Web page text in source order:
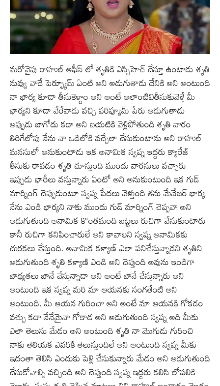
మరోవైపు రాహుల్ ఆఫీస్ లో శృతికి ఎస్బిహెచ్ చేస్తూ ఉంటాడు శృతి
నువ్వు వాడే పెర్ఫ్యూమ్ ఏంటి అని అడుగుతాడు దేనికి అని అంటుంది
నా భార్య కూడా తీసుకెళ్దాం అని అంటే అలాంటివితీసుకువెళ్తే మీ
భార్యని కూడా వేరేవాడు వచ్చి పరిఫ్యూమ్ పేరు అడుగుతాడు
అప్పుడు బాగోదు కదా అని బయటికి వెళ్లిపోతుంది శృతి వారం
తిరిగేలోపు నేను నా ఒడిలోకి వచ్చేలా చేసుకుంటాను అని రాహుల్
మనసులో అనుకుంటాడు ఇక అనామిక స్వప్న ఇద్దరు క్యారేజ్
తీసుకు రావడం శృతి చూస్తుంది ముందు వారసులు వచ్చారు
ఇప్పుడు భారీలు వస్తున్నారు ఏంటో అని అనుకుంటుంది ఇక గుడ్
మార్నింగ్ చెప్పుకుంటూ స్వప్న పేదలు వెళ్తుంది తను మేనేజర్ భార్య
నేను ఎండి భార్యని నాకు ముందు గుడ్ మార్నింగ్ చెప్పవా అని
అడుగుతుంది అనామిక కొంతమంది బట్టలు రుచిగా వేసుకుంటారు
కానీ రుచిగా కనిపించారులే అని కావాలని స్వప్న అనామికకు
చురకలు వేస్తుంది. అనామిక కళ్యాణ్ ఎలా పనిచేస్తున్నాడని శృతిని
అడుగుతుంది శృతి కళ్యాణి ఎండి అని చెప్తుంది అవును ఇండిగా
బాధ్యతలు బానే చేస్తున్నాడా అని అంటే బానే చేస్తున్నారు అని
అంటుంది ఇక స్వప్న మరి మా ఆయనకు సంగతేంటి అని
అంటుంది. మీ ఆయన గురించా అని అంటే మా ఆయనకి గోకడం
వచ్చు కదా నేనేమైనా గోకాడ అని అడుగుతుంది స్వప్న అది మీకు
ఎలా తెలుసు మేడం అని అంటుంది శృతి నా మొగుడు గురించి
నాకు తెలియక ఎవరికి తెలుస్తుందిలే అని అంటుంది స్వప్న మీకు
ఇదంతా తెలిసి ఎందుకు పెళ్లి చేసుకున్నారు మేడం అని అడుగుతుంది
చేసుకోవాల్సి వచ్చింది అని చెప్తుంది స్వప్న ఇద్దరు కలిసి లోపలికి